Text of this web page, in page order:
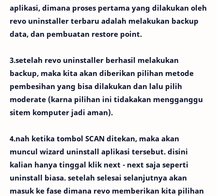
aplikasi, dimana proses pertama yang dilakukan oleh
revo uninstaller terbaru adalah melakukan backup
data, dan pembuatan restore point.
3.setelah revo uninstaller berhasil melakukan
backup, maka kita akan diberikan pilihan metode
pembesihan yang bisa dilakukan dan lalu pilih
moderate (karna pilihan ini tidakakan mengganggu
sitem komputer jadi aman).
4.nah ketika tombol SCAN ditekan, maka akan
muncul wizard uninstall aplikasi tersebut. disini
kalian hanya tinggal klik next - next saja seperti
uninstall biasa. setelah selesai selanjutnya akan
masuk ke fase dimana revo memberikan kita pilihan